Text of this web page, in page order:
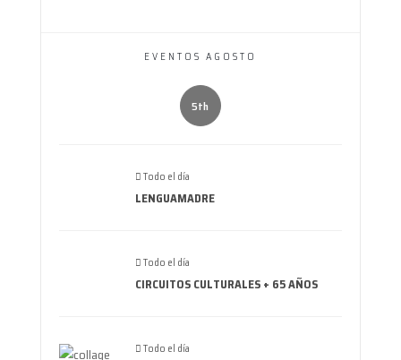
EVENTOS AGOSTO
5th
Todo el día
LENGUAMADRE
Todo el día
CIRCUITOS CULTURALES + 65 AÑOS
Todo el día